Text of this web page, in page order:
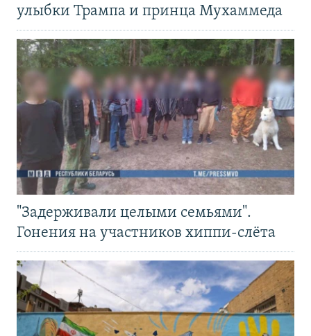
улыбки Трампа и принца Мухаммеда
"Задерживали целыми семьями".
Гонения на участников хиппи-слёта